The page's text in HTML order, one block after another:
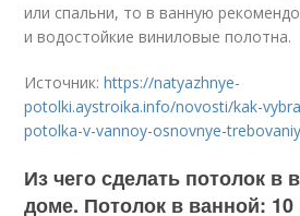
или спальни, то в ванную
и водостойкие виниловые полотна.
Источник:https://natyazhnye-
potolki.aystroika.info/novosti/kak-
potolka-v-vannoy-osnovnye-
Из чего сделать потолок в
доме. Потолок в ванной: 10